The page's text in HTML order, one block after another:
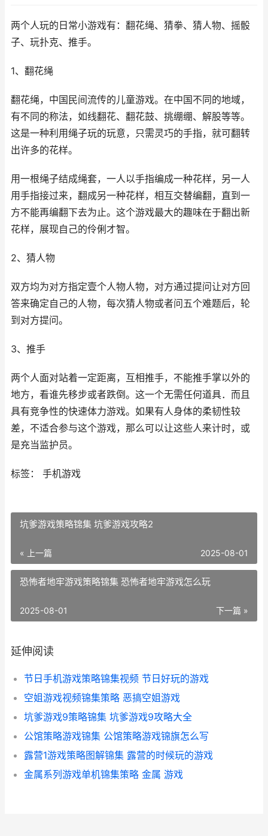
两个人玩的日常小游戏有：翻花绳、猜拳、猜人物、摇骰
子、玩扑克、推手。
1、翻花绳
翻花绳，中国民间流传的儿童游戏。在中国不同的地域，
有不同的称法，如线翻花、翻花鼓、挑绷绷、解股等等。
这是一种利用绳子玩的玩意，只需灵巧的手指，就可翻转
出许多的花样。
用一根绳子结成绳套，一人以手指编成一种花样，另一人
用手指接过来，翻成另一种花样，相互交替编翻，直到一
方不能再编翻下去为止。这个游戏最大的趣味在于翻出新
花样，展现自己的伶俐才智。
2、猜人物
双方均为对方指定壹个人物人物，对方通过提问让对方回
答来确定自己的人物，每次猜人物或者问五个难题后，轮
到对方提问。
3、推手
两个人面对站着一定距离，互相推手，不能推手掌以外的
地方，看谁先移步或者跌倒。这一个无需任何道具．而且
具有竞争性的快速体力游戏。如果有人身体的柔韧性较
差，不适合参与这个游戏，那么可以让这些人来计时，或
是充当监护员。
标签： 手机游戏
坑爹游戏策略锦集 坑爹游戏攻略2
« 上一篇 2025-08-01
恐怖者地牢游戏策略锦集 恐怖者地牢游戏怎么玩
下一篇 »
2025-08-01
延伸阅读
节日手机游戏策略锦集视频 节日好玩的游戏
空姐游戏视频锦集策略 恶搞空姐游戏
坑爹游戏9策略锦集 坑爹游戏9攻略大全
公馆策略游戏锦集 公馆策略游戏锦旗怎么写
露营1游戏策略图解锦集 露营的时候玩的游戏
金属系列游戏单机锦集策略 金属 游戏